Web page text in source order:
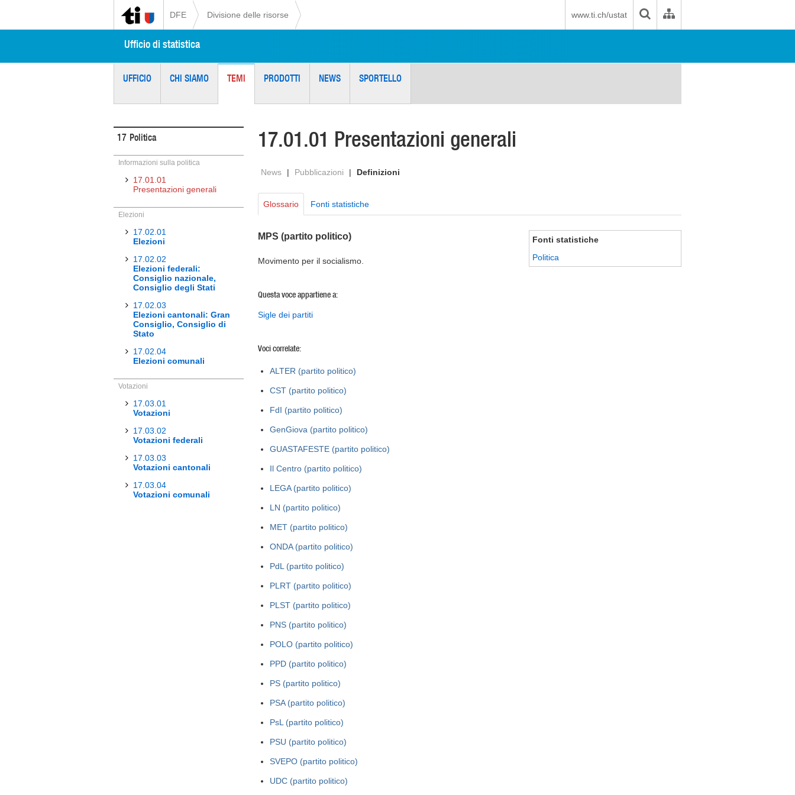
DFE Divisione delle risorse www.ti.ch/ustat
Ufficio di statistica
UFFICIO CHI SIAMO TEMI PRODOTTI NEWS SPORTELLO
17 Politica
Informazioni sulla politica
17.01.01
Presentazioni generali
Elezioni
17.02.01
Elezioni
17.02.02
Elezioni federali:
Consiglio nazionale,
Consiglio degli Stati
17.02.03
Elezioni cantonali: Gran
Consiglio, Consiglio di
Stato
17.02.04
Elezioni comunali
Votazioni
17.03.01
Votazioni
17.03.02
Votazioni federali
17.03.03
Votazioni cantonali
17.03.04
Votazioni comunali
17.01.01 Presentazioni generali
News | Pubblicazioni | Definizioni
Glossario Fonti statistiche
MPS (partito politico)
Movimento per il socialismo.
Questa voce appartiene a:
Sigle dei partiti
Voci correlate:
ALTER (partito politico)
CST (partito politico)
FdI (partito politico)
GenGiova (partito politico)
GUASTAFESTE (partito politico)
Il Centro (partito politico)
LEGA (partito politico)
LN (partito politico)
MET (partito politico)
ONDA (partito politico)
PdL (partito politico)
PLRT (partito politico)
PLST (partito politico)
PNS (partito politico)
POLO (partito politico)
PPD (partito politico)
PS (partito politico)
PSA (partito politico)
PsL (partito politico)
PSU (partito politico)
SVEPO (partito politico)
UDC (partito politico)
Fonti statistiche
Politica